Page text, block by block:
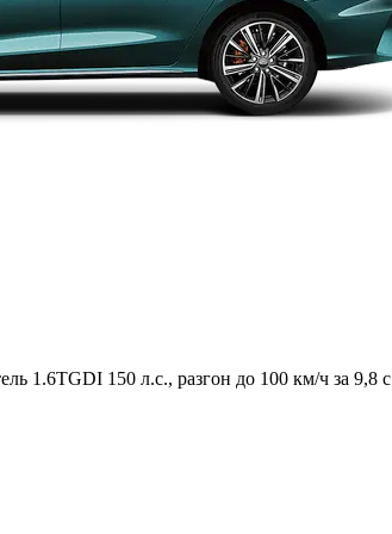
1.6TGDI 150 л.с., разгон до 100 км/ч за 9,8 с